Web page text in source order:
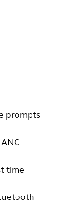
prompts
time